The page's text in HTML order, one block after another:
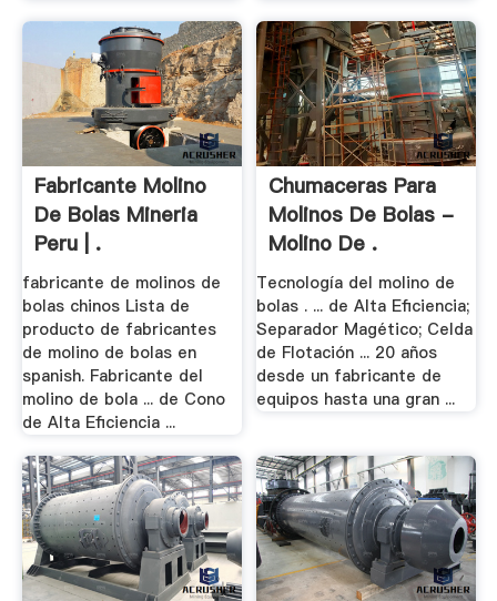
Fabricante Molino
De Bolas Mineria
Peru | .
fabricante de molinos de
bolas chinos Lista de
producto de fabricantes
de molino de bolas en
spanish. Fabricante del
molino de bola ... de Cono
de Alta Eficiencia ...
Chumaceras Para
Molinos De Bolas -
Molino De .
Tecnología del molino de
bolas . ... de Alta Eficiencia;
Separador Magético; Celda
de Flotación ... 20 años
desde un fabricante de
equipos hasta una gran ...